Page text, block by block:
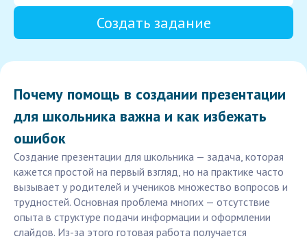
Создать задание
Почему помощь в создании презентации
для школьника важна и как избежать
ошибок
Создание презентации для школьника — задача, которая
кажется простой на первый взгляд, но на практике часто
вызывает у родителей и учеников множество вопросов и
трудностей. Основная проблема многих — отсутствие
опыта в структуре подачи информации и оформлении
слайдов. Из-за этого готовая работа получается